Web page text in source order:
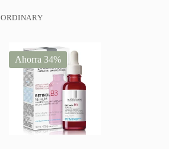
Ahorra 34%